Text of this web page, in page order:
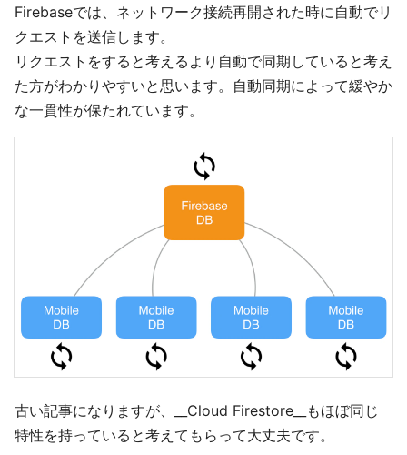
Firebaseでは、ネットワーク接続再開された時に自動でリ
クエストを送信します。
リクエストをすると考えるより自動で同期していると考え
た方がわかりやすいと思います。自動同期によって緩やか
な一貫性が保たれています。
古い記事になりますが、__Cloud Firestore__もほぼ同じ
特性を持っていると考えてもらって大丈夫です。